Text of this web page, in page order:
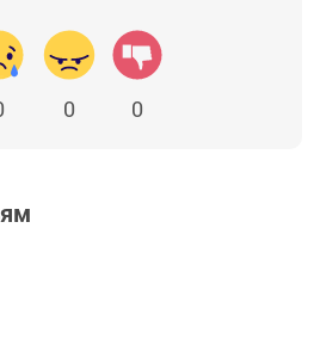
0 0